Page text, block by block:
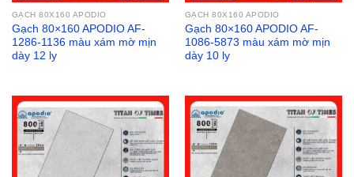
GẠCH 80X160 APODIO
Gạch 80×160 APODIO AF-
1286-1136 màu xám mờ mịn
dày 12 ly
GẠCH 80X160 APODIO
Gạch 80×160 APODIO AF-
1086-5873 màu xám mờ mịn
dày 10 ly